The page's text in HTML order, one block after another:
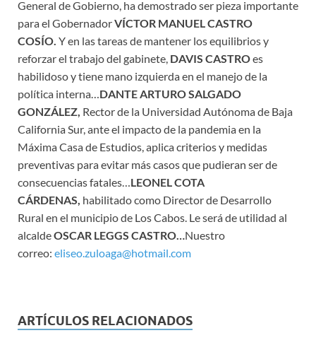
General de Gobierno, ha demostrado ser pieza importante
para el GobernadorVÍCTOR MANUEL CASTRO
COSÍO. Y en las tareas de mantener los equilibrios y
reforzar el trabajo del gabinete, DAVIS CASTROes
habilidoso y tiene mano izquierda en el manejo de la
política interna…DANTE ARTURO SALGADO
GONZÁLEZ, Rector de la Universidad Autónoma de Baja
California Sur, ante el impacto de la pandemia en la
Máxima Casa de Estudios, aplica criterios y medidas
preventivas para evitar más casos que pudieran ser de
consecuencias fatales…LEONEL COTA
CÁRDENAS, habilitado como Director de Desarrollo
Rural en el municipio de Los Cabos. Le será de utilidad al
alcaldeOSCAR LEGGS CASTRO…Nuestro
correo: eliseo.zuloaga@hotmail.com
ARTÍCULOS RELACIONADOS